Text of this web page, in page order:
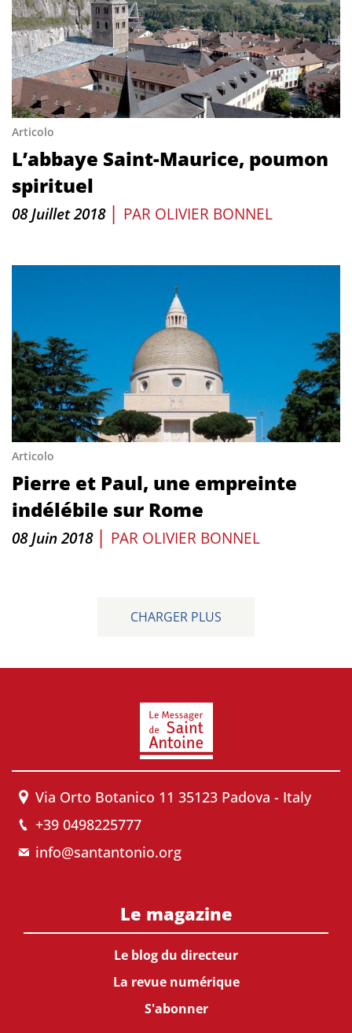
Articolo
L’abbaye Saint-Maurice, poumon
spirituel
08 Juillet 2018 | PAR OLIVIER BONNEL
Articolo
Pierre et Paul, une empreinte
indélébile sur Rome
08 Juin 2018 | PAR OLIVIER BONNEL
CHARGER PLUS
Via Orto Botanico 11 35123 Padova - Italy
+39 0498225777
info@santantonio.org
Le magazine
Le blog du directeur
La revue numérique
S'abonner